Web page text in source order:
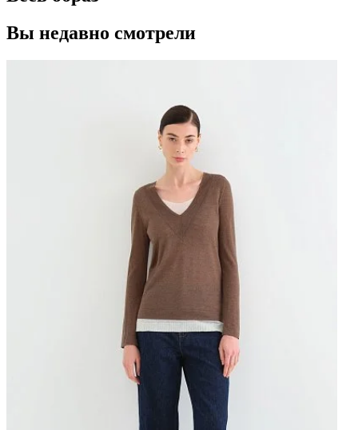
Вы недавно смотрели